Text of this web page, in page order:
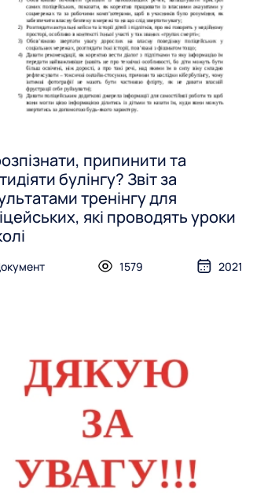
припинити та
булінгу? Звіт за
тренінгу для
які проводять уроки
1579 2021